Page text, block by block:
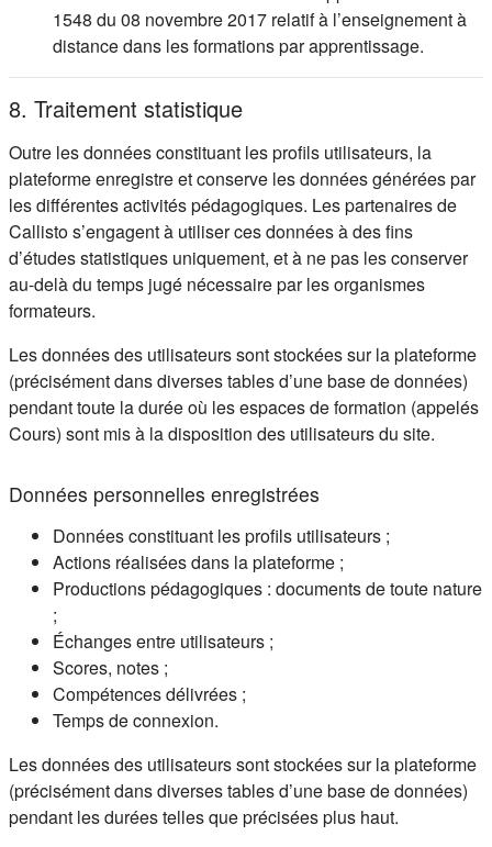
1548 du 08 novembre 2017 relatif à l’enseignement à
distance dans les formations par apprentissage.
8. Traitement statistique
Outre les données constituant les profils utilisateurs, la
plateforme enregistre et conserve les données générées par
les différentes activités pédagogiques. Les partenaires de
Callisto s’engagent à utiliser ces données à des fins
d’études statistiques uniquement, et à ne pas les conserver
au-delà du temps jugé nécessaire par les organismes
formateurs.
Les données des utilisateurs sont stockées sur la plateforme
(précisément dans diverses tables d’une base de données)
pendant toute la durée où les espaces de formation (appelés
Cours) sont mis à la disposition des utilisateurs du site.
Données personnelles enregistrées
Données constituant les profils utilisateurs ;
Actions réalisées dans la plateforme ;
Productions pédagogiques : documents de toute nature
;
Échanges entre utilisateurs ;
Scores, notes ;
Compétences délivrées ;
Temps de connexion.
Les données des utilisateurs sont stockées sur la plateforme
(précisément dans diverses tables d’une base de données)
pendant les durées telles que précisées plus haut.